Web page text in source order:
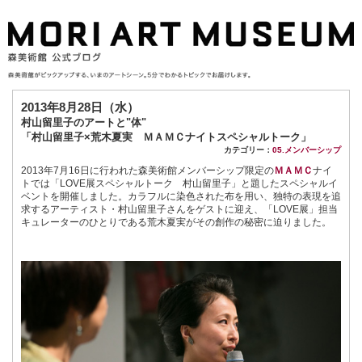
2013年8月28日（水）
村山留里子のアートと"体"
「村山留里子×荒木夏実 ＭＡＭＣナイトスペシャルトーク」
カテゴリー： 05.メンバーシップ
2013年7月16日に行われた森美術館メンバーシップ限定のＭＡＭＣナイ
トでは「LOVE展スペシャルトーク 村山留里子」と題したスペシャルイ
ベントを開催しました。カラフルに染色された布を用い、独特の表現を追
求するアーティスト・村山留里子さんをゲストに迎え、「LOVE展」担当
キュレーターのひとりである荒木夏実がその創作の秘密に迫りました。